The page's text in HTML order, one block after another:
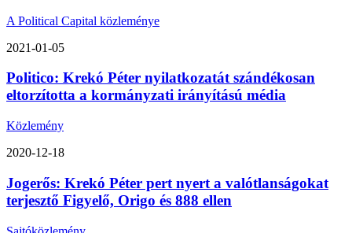
A Political Capital közleménye
2021-01-05
Politico: Krekó Péter nyilatkozatát szándékosan
eltorzította a kormányzati irányítású média
Közlemény
2020-12-18
Jogerős: Krekó Péter pert nyert a valótlanságokat
terjesztő Figyelő, Origo és 888 ellen